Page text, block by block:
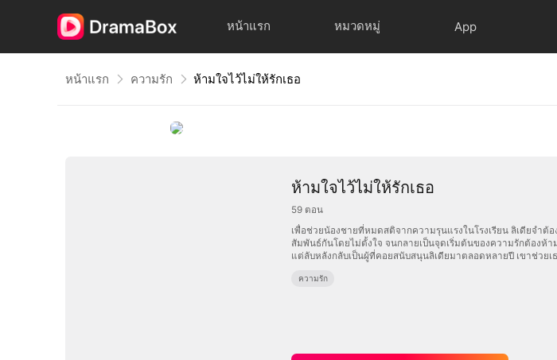
หน้าแรก หมวดหมู่ App
หน้าแรก ความรัก ห้ามใจไว้ไม่ให้รักเธอ
ห้ามใจไว้ไม่ให้รักเธอ
59 ตอน
เพื่อช่วยน้องชายที่หมดสติจากความรุนแรงในโรงเรียน ลิเดียจำ
สัมพันธ์กันโดยไม่ตั้งใจ จนกลายเป็นจุดเริ่มต้นของความรักต้องห้
แต่ลับหลังกลับเป็นผู้ที่คอยสนับสนุนลิเดียมาตลอดหลายปี เขาช่วย
ความรัก